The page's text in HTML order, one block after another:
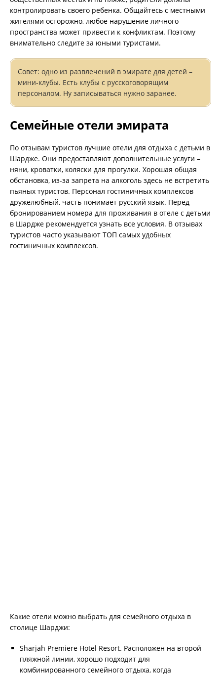
контролировать своего ребенка. Общайтесь с местными
жителями осторожно, любое нарушение личного
пространства может привести к конфликтам. Поэтому
внимательно следите за юными туристами.
Совет: одно из развлечений в эмирате для детей –
мини-клубы. Есть клубы с русскоговорящим
персоналом. Ну записываться нужно заранее.
Семейные отели эмирата
По отзывам туристов лучшие отели для отдыха с детьми в
Шардже. Они предоставляют дополнительные услуги –
няни, кроватки, коляски для прогулки. Хорошая общая
обстановка, из-за запрета на алкоголь здесь не встретить
пьяных туристов. Персонал гостиничных комплексов
дружелюбный, часть понимает русский язык. Перед
бронированием номера для проживания в отеле с детьми
в Шардже рекомендуется узнать все условия. В отзывах
туристов часто указывают ТОП самых удобных
гостиничных комплексов.
Какие отели можно выбрать для семейного отдыха в
столице Шарджи:
Sharjah Premiere Hotel Resort. Расположен на второй
пляжной линии, хорошо подходит для
комбинированного семейного отдыха, когда